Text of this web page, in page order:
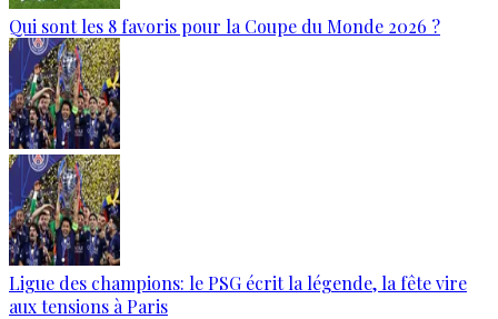
Qui sont les 8 favoris pour la Coupe du Monde 2026 ?
Ligue des champions: le PSG écrit la légende, la fête vire
aux tensions à Paris